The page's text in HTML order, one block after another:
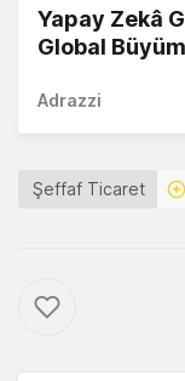
Yapay Zekâ
Global
Adrazzi
Şeffaf Ticaret